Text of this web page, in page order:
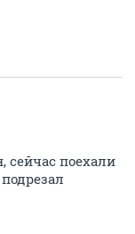
сейчас поехали